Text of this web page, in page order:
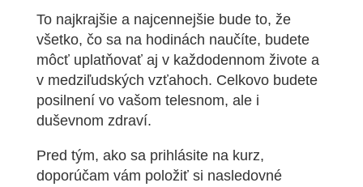
To najkrajšie a najcennejšie bude to, že
všetko, čo sa na hodinách naučíte, budete
môcť uplatňovať aj v každodennom živote a
v medziľudských vzťahoch. Celkovo budete
posilnení vo vašom telesnom, ale i
duševnom zdraví.
Pred tým, ako sa prihlásite na kurz,
doporúčam vám položiť si nasledovné